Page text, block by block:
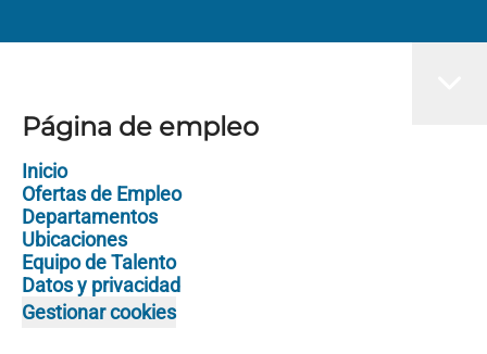
Página de empleo
Inicio
Ofertas de Empleo
Departamentos
Ubicaciones
Equipo de Talento
Datos y privacidad
Gestionar cookies